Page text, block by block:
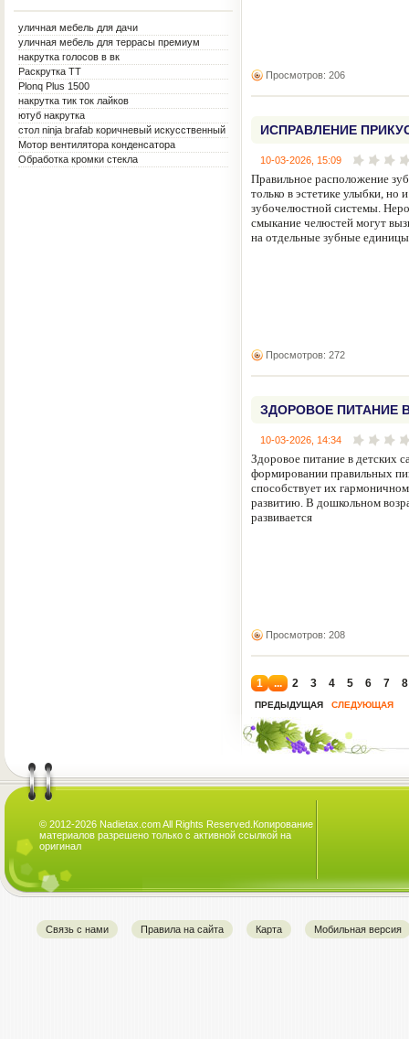
уличная мебель для дачи
уличная мебель для террасы премиум
металл белая
накрутка голосов в вк
Раскрутка ТТ
Plonq Plus 1500
накрутка тик ток лайков
ютуб накрутка
стол ninja brafab коричневый искусственный
ротанг
Мотор вентилятора конденсатора
Обработка кромки стекла
Просмотров: 206
ИСПРАВЛЕНИЕ
НАЧИНАЕТСЯ
10-03-2026, 15:09
Правильное расположение
только в эстетике улыбки, но
зубочелюстной системы.
смыкание челюстей могут
на отдельные зубные единицы
Просмотров: 272
ЗДОРОВОЕ ПИТАНИЕ
10-03-2026, 14:34
Здоровое питание в детских
формировании правильных
способствует их
развитию. В дошкольном
развивается
Просмотров: 208
1 2 3 4 5 6 7 8
...
ПРЕДЫДУЩАЯ СЛЕДУЮЩАЯ
© 2012-2026 Nadietax.com All Rights Reserved.Копирование
материалов разрешено только с активной ссылкой на
оригинал
Связь с нами Правила на сайта Карта Мобильная версия